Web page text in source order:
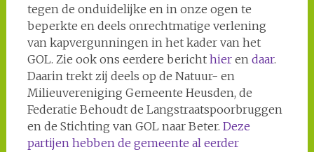
tegen de onduidelijke en in onze ogen te
beperkte en deels onrechtmatige verlening
van kapvergunningen in het kader van het
GOL. Zie ook ons eerdere berichthieren daar.
Daarin trekt zij deels op de Natuur- en
Milieuvereniging Gemeente Heusden, de
Federatie Behoudt de Langstraatspoorbruggen
en de Stichting van GOL naar Beter. Deze
partijen hebben de gemeente al eerder